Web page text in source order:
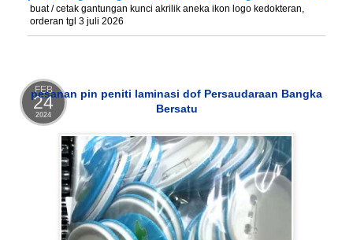
buat / cetak gantungan kunci akrilik aneka ikon logo kedokteran,
orderan tgl 3 juli 2026
FEB
24
2024
pesanan pin peniti laminasi dof Persaudaraan Bangka
Bersatu